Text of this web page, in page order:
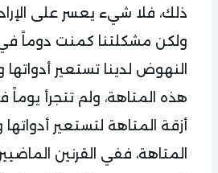
ذلك، فلا شيء يعسر على
ولكن مشكلتنا كمنت دوماً
النهوض لدينا تستعير
هذه المتاهة، ولم تتجرأ
أزقة المتاهة لتستعير أدواتها
المتاهة، ففي القرنين